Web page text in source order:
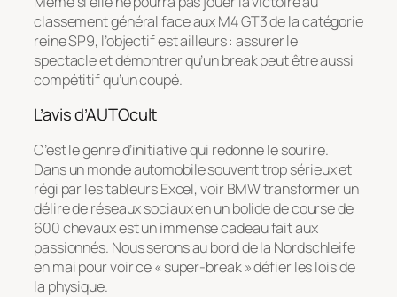
classement général face aux M4 GT3 de la catégorie
reine SP9, l’objectif est ailleurs : assurer le
spectacle et démontrer qu’un break peut être aussi
compétitif qu’un coupé.
L’avis d’AUTOcult
C’est le genre d’initiative qui redonne le sourire.
Dans un monde automobile souvent trop sérieux et
régi par les tableurs Excel, voir BMW transformer un
délire de réseaux sociaux en un bolide de course de
600 chevaux est un immense cadeau fait aux
passionnés. Nous serons au bord de la Nordschleife
en mai pour voir ce « super-break » défier les lois de
la physique.